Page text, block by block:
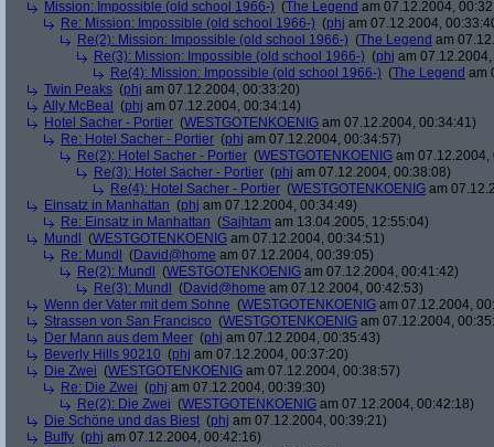
Mission: Impossible (old school 1966-) (The Legend am 07.12.2004,
Re: Mission: Impossible (old school 1966-) (phj am 07.12.2004,
Re(2): Mission: Impossible (old school 1966-) (The Legend am
Re(3): Mission: Impossible (old school 1966-) (phj am
Re(4): Mission: Impossible (old school 1966-) (The Legend am
Twin Peaks (phj am 07.12.2004, 00:33:20)
Ally McBeal
(phj am 07.12.2004, 00:34:14)
Hotel Sacher - Portier (WESTGOTENKOENIG am 07.12.2004, 00:34:41)
Re: Hotel Sacher - Portier (phj am 07.12.2004, 00:34:57)
Re(2): Hotel Sacher - Portier (WESTGOTENKOENIG am 07.12.2004,
Re(3): Hotel Sacher - Portier (phj am 07.12.2004, 00:38:08)
Re(4): Hotel Sacher - Portier (WESTGOTENKOENIG am
Einsatz in Manhattan (phj am 07.12.2004, 00:34:49)
Re: Einsatz in Manhattan (Sajhtam am 13.04.2005, 12:55:04)
Mundl
(WESTGOTENKOENIG am 07.12.2004, 00:34:51)
Re: Mundl
(David@home am 07.12.2004, 00:39:05)
Re(2): Mundl
(WESTGOTENKOENIG am 07.12.2004, 00:41:42)
Re(3): Mundl
(David@home am 07.12.2004, 00:42:53)
Wenn der Vater mit dem Sohne (WESTGOTENKOENIG am 07.12.2004,
Strassen von San Francisco (WESTGOTENKOENIG am 07.12.2004,
Der Mann aus dem Meer (phj am 07.12.2004, 00:35:43)
Beverly Hills 90210 (phj am 07.12.2004, 00:37:20)
Die Zwei (WESTGOTENKOENIG am 07.12.2004, 00:38:57)
Re: Die Zwei (phj am 07.12.2004, 00:39:30)
Re(2): Die Zwei (WESTGOTENKOENIG am 07.12.2004, 00:42:18)
Die Schöne und das Biest (phj am 07.12.2004, 00:39:21)
Buffy (phj am 07.12.2004, 00:42:16)